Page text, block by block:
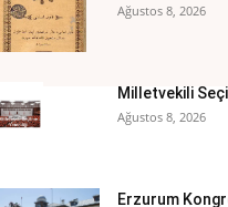
Ağustos 8, 2026
Milletvekili
Ağustos 8, 2026
Erzurum